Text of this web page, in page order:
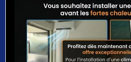
Nos prestations en
Votre électricien de confiance
dépannage